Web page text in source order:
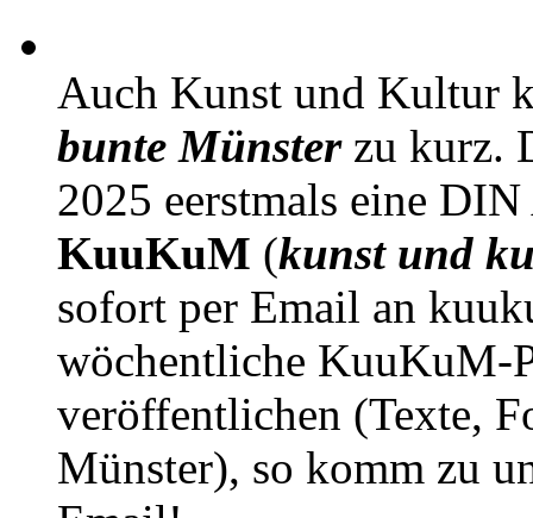
Auch Kunst und Kultur
bunte Münsterzu kurz.
2025 eerstmals eine
KuuKuM (kunst und
sofort per Email an
wöchentliche KuuKuM-
veröffentlichen (Texte,
Münster), so komm zu